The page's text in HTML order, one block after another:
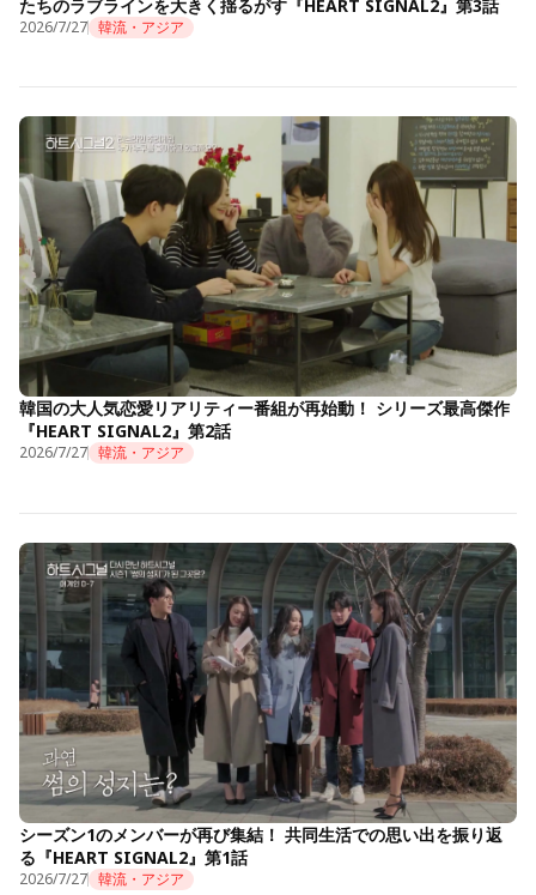
たちのラブラインを大きく揺るがす『HEART SIGNAL2』第3話
2026/7/27 韓流・アジア
韓国の大人気恋愛リアリティー番組が再始動！ シリーズ最高傑作
『HEART SIGNAL2』第2話
2026/7/27 韓流・アジア
シーズン1のメンバーが再び集結！ 共同生活での思い出を振り返
る『HEART SIGNAL2』第1話
2026/7/27 韓流・アジア